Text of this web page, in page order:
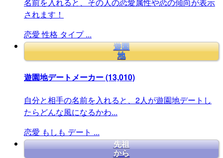
されます！
恋愛 性格 タイプ ...
遊園
地
遊園地デートメーカー(13,010)
自分と相手の名前を入れると、2人が遊園地デートし
たらどんな風になるかわ...
恋愛 もしも デート ...
先祖
から